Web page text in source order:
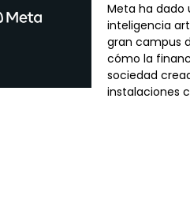
Meta ha dado
inteligencia
gran campus
cómo la
sociedad
instalaciones